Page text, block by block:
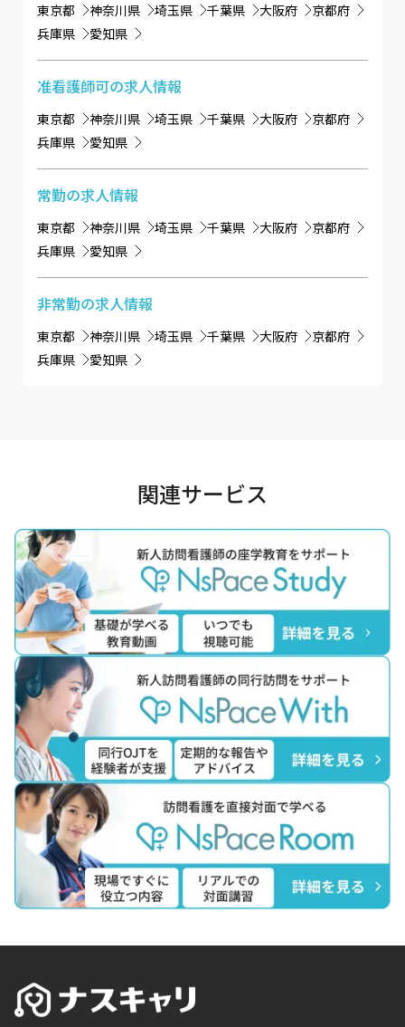
東京都 神奈川県 埼玉県 千葉県 大阪府
京都府
兵庫県
愛知県
准看護師可の求人情報
東京都 神奈川県 埼玉県 千葉県 大阪府
京都府
兵庫県
愛知県
常勤の求人情報
東京都 神奈川県 埼玉県 千葉県 大阪府
京都府
兵庫県
愛知県
非常勤の求人情報
東京都 神奈川県 埼玉県 千葉県 大阪府
京都府
兵庫県
愛知県
関連サービス